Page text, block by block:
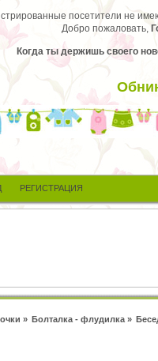
посетители не
Добро пожаловать,
Когда ты держишь своего
РЕГИСТРАЦИЯ
» Болталка - флудилка»